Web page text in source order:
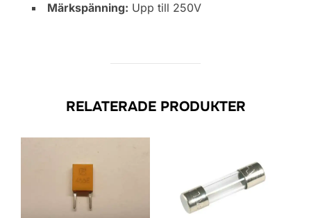
Märkspänning: Upp till 250V
RELATERADE PRODUKTER